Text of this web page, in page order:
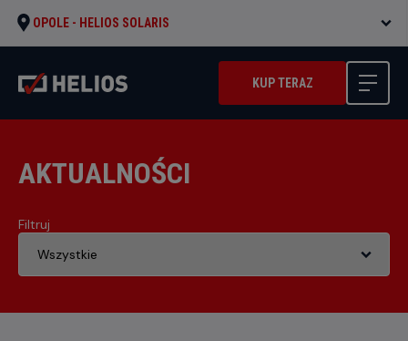
OPOLE - HELIOS SOLARIS
KUP TERAZ
AKTUALNOŚCI
Filtruj